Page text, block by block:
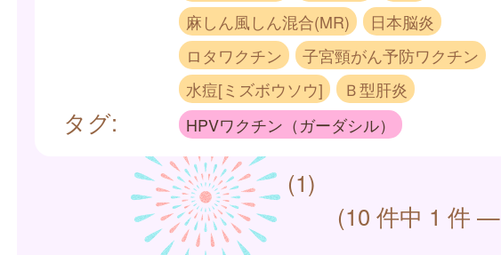
麻しん風しん混合(MR)
日本脳炎
ロタワクチン
子宮頸がん予防ワクチン
水痘[ミズボウソウ]
Ｂ型肝炎
タグ: HPVワクチン（ガーダシル）
(1)
(10 件中 1 件